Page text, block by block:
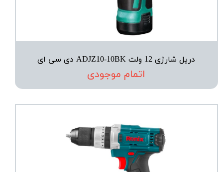
دریل شارژی 12 ولت ADJZ10-10BK دی سی ای
اتمام موجودی